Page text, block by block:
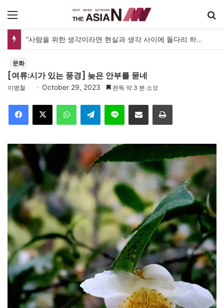
“사람을 위한 생각이라면 현실과 생각 사이에 돌다리 하나는 놓아야 하지 않을까”
문화
[여류:시가 있는 풍경] 늦은 안부를 묻네
이병철 October 29, 2023 완독 약 3 분 소요
Telegram 이메일